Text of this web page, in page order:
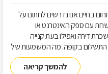
בחיים אנו נדרשים לחתום על
עם ספק האינטרנט או
דירה ואפילו בעת קנייה
התשלום בקופה. מה המשמעות של
מתי ניתן להפר אותו והאם כל
אותנו מבחינה משפטיתלהמשך קריאה